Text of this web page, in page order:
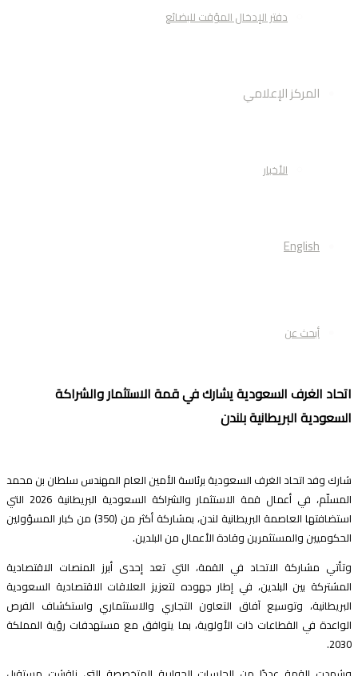
دفتر الإدخال المؤقت للبضائع
المركز الإعلامي
الأخبار
English
أبحث عن
الغرف السعودية يشارك في قمة الاستثمار والشراكة
البريطانية بلندن
وفد اتحاد الغرف السعودية برئاسة الأمين العام المهندس سلطان بن محمد
المسلّم، في أعمال قمة الاستثمار والشراكة السعودية البريطانية 2026 التي
استضافتها العاصمة البريطانية لندن، بمشاركة أكثر من (350) من كبار المسؤولين
والمستثمرين وقادة الأعمال من البلدين.
مشاركة الاتحاد في القمة، التي تعد إحدى أبرز المنصات الاقتصادية
بين البلدين، في إطار جهوده لتعزيز العلاقات الاقتصادية السعودية
وتوسيع آفاق التعاون التجاري والاستثماري واستكشاف الفرص
في القطاعات ذات الأولوية، بما يتوافق مع مستهدفات رؤية المملكة